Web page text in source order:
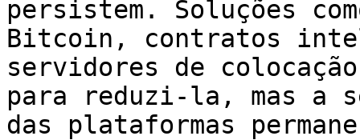
persistem. Soluções
Bitcoin, contratos
servidores de
para reduzi-la, mas a
das plataformas